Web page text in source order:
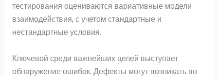
тестирования оцениваются вариативные модели
взаимодействия, с учетом стандартные и
нестандартные условия.
Ключевой среди важнейших целей выступает
обнаружение ошибок. Дефекты могут возникать во